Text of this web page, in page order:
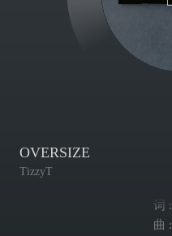
OVERSIZE
TizzyT
词
曲